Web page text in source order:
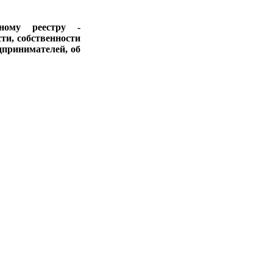
реестру -
собственности
об